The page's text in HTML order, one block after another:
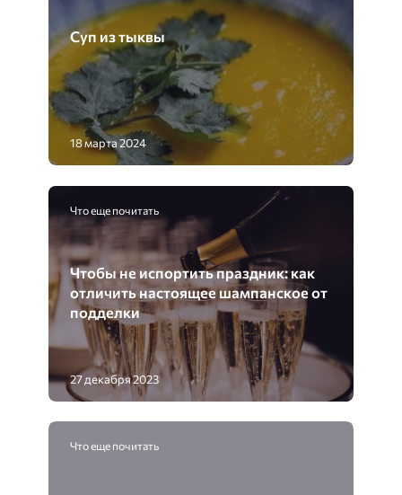
Суп из тыквы
18 марта 2024
Что еще почитать
Чтобы не испортить праздник: как
отличить настоящее шампанское от
подделки
27 декабря 2023
Что еще почитать